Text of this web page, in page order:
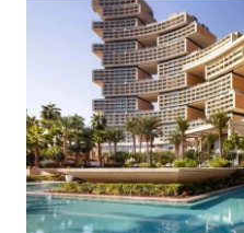
18 мая 2026
THE ST. REGIS
МАНИФЕСТ
ОКЕАНА
Подробнее
27 апреля 2026